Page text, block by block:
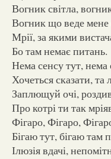
Вогник світла,
Вогник що веде мене
Мрії, за якими
Бо там немає питань.
Нема сенсу тут, нема
Хочеться сказати,
Заплющуй очі,
Про котрі ти так
Фігаро, Фігаро,
Бігаю тут, бігаю там
Ілюзія вдачі,